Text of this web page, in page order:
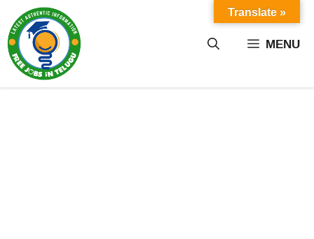
content MENU
Translate »